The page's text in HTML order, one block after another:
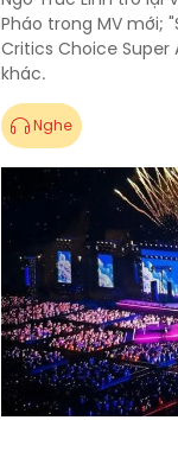
Pháo trong MV mới;
Critics Choice Super
khác.
Nghe